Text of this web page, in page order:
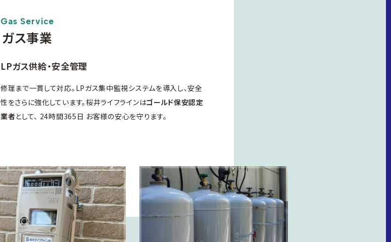
Gas Service
ガス事業
LPガス供給・安全管理
修理まで一貫して対応。LPガス集中監視システムを導入し、安全
性をさらに強化しています。桜井ライフラインはゴールド保安認定
業者として、 24時間365日 お客様の安心を守ります。